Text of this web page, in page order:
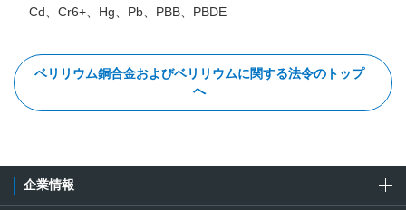
Cd、Cr6+、Hg、Pb、PBB、PBDE
ベリリウム銅合金およびベリリウムに関する法令のトップ
へ
企業情報